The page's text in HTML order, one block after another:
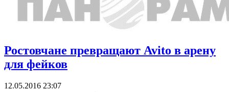
Ростовчане превращают Avito в арену
для фейков
12.05.2016 23:07